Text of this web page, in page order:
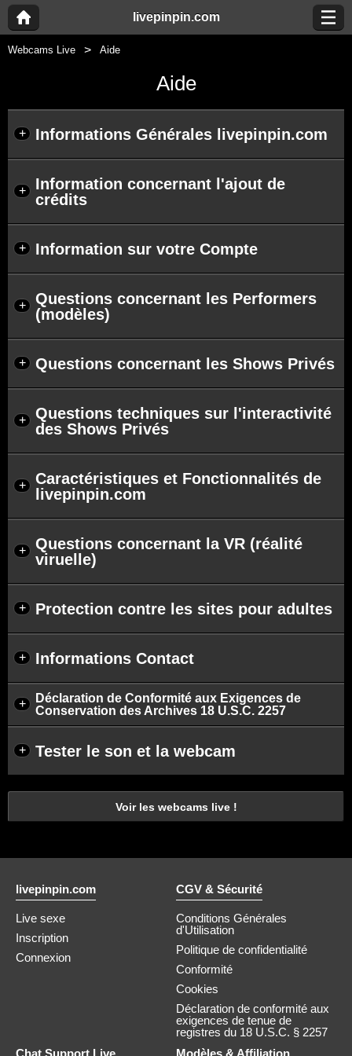
livepinpin.com
Webcams Live Aide
Aide
+ Informations Générales livepinpin.com
+
Information concernant l'ajout de
crédits
+ Information sur votre Compte
+
Questions concernant les Performers
(modèles)
+ Questions concernant les Shows Privés
+
Questions techniques sur l'interactivité
des Shows Privés
+
Caractéristiques et Fonctionnalités de
livepinpin.com
+
Questions concernant la VR (réalité
viruelle)
+ Protection contre les sites pour adultes
+ Informations Contact
+
Déclaration de Conformité aux Exigences de
Conservation des Archives 18 U.S.C. 2257
+ Tester le son et la webcam
Voir les webcams live !
livepinpin.com
Live sexe
Inscription
Connexion
CGV & Sécurité
Conditions Générales
d'Utilisation
Politique de confidentialité
Conformité
Cookies
Déclaration de conformité aux
exigences de tenue de
registres du 18 U.S.C. § 2257